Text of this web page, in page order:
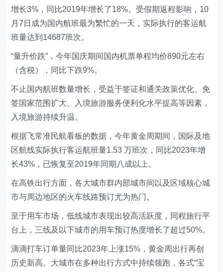
增长3%，同比2019年增长了18%。受假期返程影响，10
月7日成为国内航班最为繁忙的一天，实际执行的客运航
班量达到14687班次。
“量升价跌”，今年国庆期间国内机票单程均价890元左右
（含税），同比下跌9%。
不止国内航班数量增长，受益于签证和通关政策优化、免
签国家范围扩大、入境旅游服务便利化水平提高等因素，
入境旅游持续升温。
根据飞常准民航看板的数据，今年黄金周期间，国际及地
区航线实际执行客运航班量1.53 万班次，同比2023年增
长43%，已恢复至2019年同期八成以上。
在高铁出行方面，各大城市群内部城市间以及区域核心城
市与周边地区的火车线路预订尤为热门。
至于用车市场，低线城市表现出较高活跃度，同程旅行平
台上，三线及以下城市的用车预订热度增长了超过50%。
滴滴打车订单量同比2023年上涨15%，黄金周出行再创
历史新高。大城市在多种出行方式中持续领跑，各式“宝